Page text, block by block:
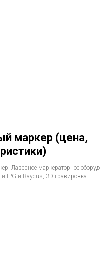
маркер (цена,
Лазерное маркераторное
IPG и Raycus, 3D гравировка